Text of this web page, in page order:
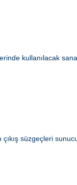
kullanılacak
süzgeçleri